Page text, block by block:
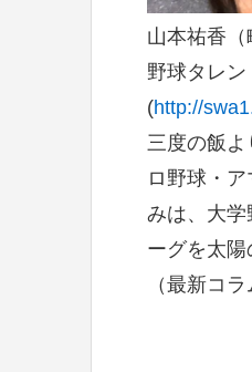
山本祐香（
野球タレン
(http://
三度の飯
ロ野球・
みは、大学
ーグを太陽
（最新コラ